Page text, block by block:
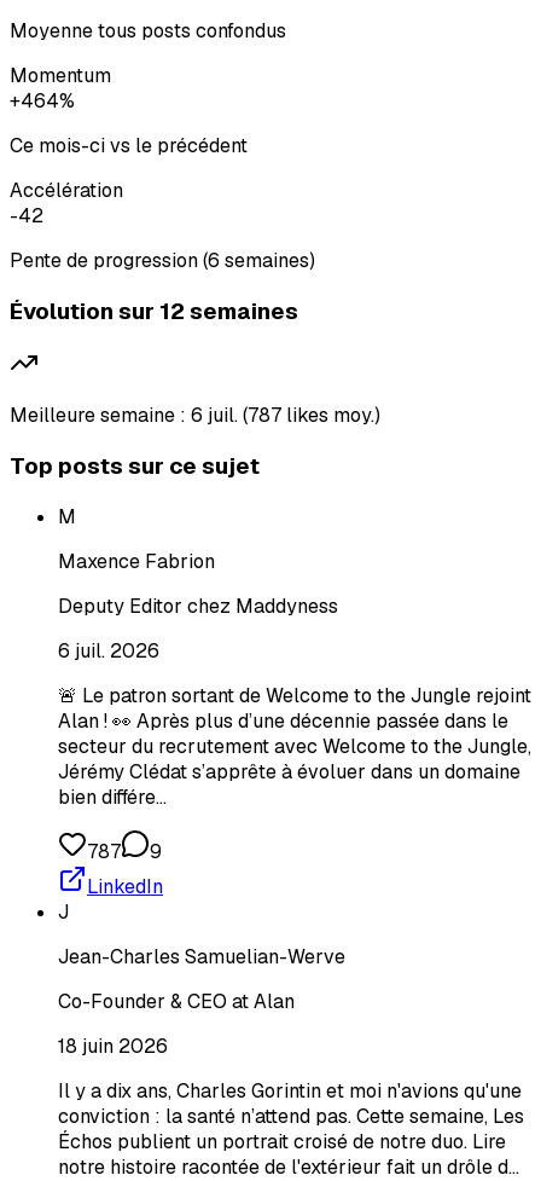
Moyenne tous posts confondus
Momentum
+464%
Ce mois-ci vs le précédent
Accélération
-42
Pente de progression (6 semaines)
Évolution sur 12 semaines
Meilleure semaine : 6 juil. (787 likes moy.)
Top posts sur ce sujet
M
Maxence Fabrion
Deputy Editor chez Maddyness
6 juil. 2026
🚨 Le patron sortant de Welcome to the Jungle rejoint
Alan ! 👀 Après plus d’une décennie passée dans le
secteur du recrutement avec Welcome to the Jungle,
Jérémy Clédat s’apprête à évoluer dans un domaine
bien différe…
787
9
LinkedIn
J
Jean-Charles Samuelian-Werve
Co-Founder & CEO at Alan
18 juin 2026
Il y a dix ans, Charles Gorintin et moi n'avions qu'une
conviction : la santé n’attend pas. Cette semaine, Les
Échos publient un portrait croisé de notre duo. Lire
notre histoire racontée de l'extérieur fait un drôle d…